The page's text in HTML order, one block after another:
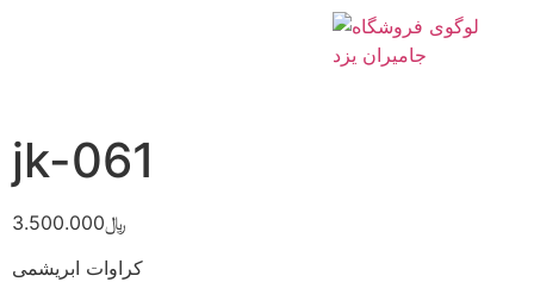
jk-061
﷼3.500.000
کراوات ابریشمی